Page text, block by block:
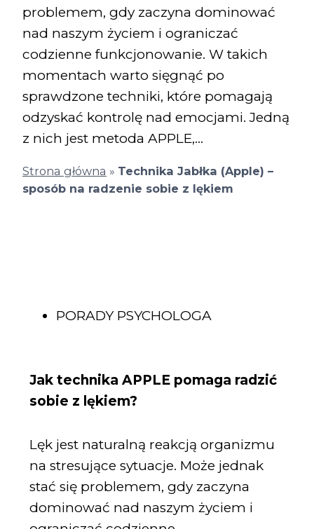
problemem, gdy zaczyna dominować
nad naszym życiem i ograniczać
codzienne funkcjonowanie. W takich
momentach warto sięgnąć po
sprawdzone techniki, które pomagają
odzyskać kontrolę nad emocjami. Jedną
z nich jest metoda APPLE,…
Strona główna » Technika Jabłka (Apple) –
sposób na radzenie sobie z lękiem
PORADY PSYCHOLOGA
Jak technika APPLE pomaga radzić
sobie z lękiem?
Lęk jest naturalną reakcją organizmu
na stresujące sytuacje. Może jednak
stać się problemem, gdy zaczyna
dominować nad naszym życiem i